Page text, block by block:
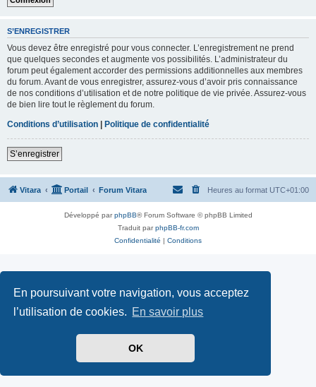
En poursuivant votre navigation, vous acceptez
l’utilisation de cookies. En savoir plus
OK
S’ENREGISTRER
Vous devez être enregistré pour vous connecter. L’enregistrement ne prend
que quelques secondes et augmente vos possibilités. L’administrateur du
forum peut également accorder des permissions additionnelles aux membres
du forum. Avant de vous enregistrer, assurez-vous d’avoir pris connaissance
de nos conditions d’utilisation et de notre politique de vie privée. Assurez-vous
de bien lire tout le règlement du forum.
Conditions d’utilisation | Politique de confidentialité
S’enregistrer
Vitara Portail Forum Vitara Heures au format UTC+01:00
Développé parphpBB® Forum Software © phpBB Limited
Traduit parphpBB-fr.com
Confidentialité | Conditions